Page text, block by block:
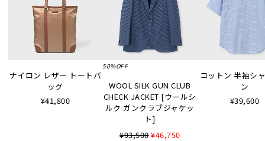
ナイロン レザー トートバ
ッグ
¥41,800
50%OFF
WOOL SILK GUN CLUB
CHECK JACKET [ウールシ
ルク ガンクラブジャケッ
ト]
¥93,500¥46,750
コットン 半袖シ
ン
¥39,600